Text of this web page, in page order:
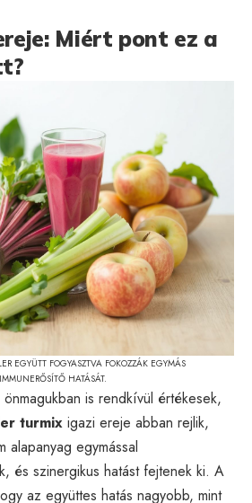
Miért pont ez a
EGYÜTT FOGYASZTVA FOKOZZÁK EGYMÁS
HATÁSÁT.
is rendkívül értékesek,
turmix igazi ereje abban rejlik,
alapanyag egymással
és szinergikus hatást fejtenek ki. A
az együttes hatás nagyobb, mint